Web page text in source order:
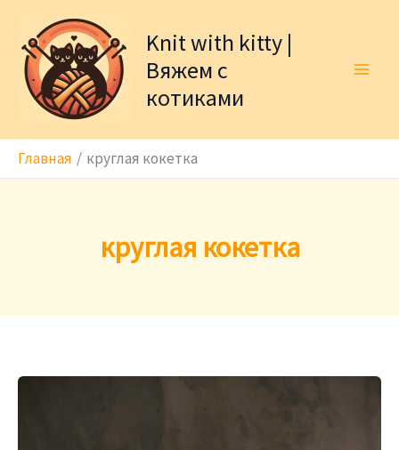
содержимому
Knit with kitty |
Вяжем с
котиками
Главная круглая кокетка
круглая кокетка